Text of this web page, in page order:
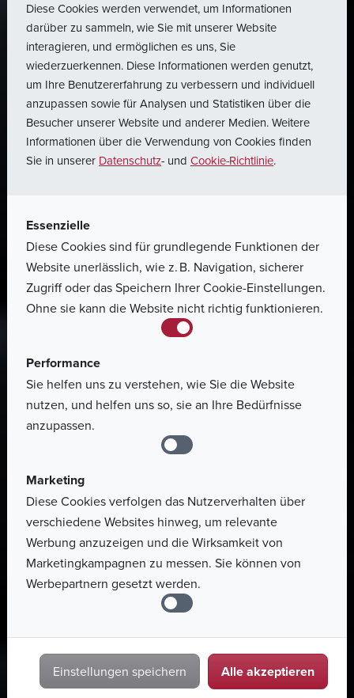
Unternehmen
Unsere Compliance-Richtlinien sind das Fundament
für vertrauensvolles und rechtskonformes Handeln in
unserem Unternehmen. Erfahren Sie, wie wir mit
klaren Regeln und einem vertrauensvollen
Hinweisgebersystem dafür sorgen, Verstöße frühzeitig
zu erkennen und transparent zu handeln.
Diese Cookies werden verwendet, um Informationen
darüber zu sammeln, wie Sie mit unserer Website
interagieren, und ermöglichen es uns, Sie
wiederzuerkennen. Diese Informationen werden genutzt,
um Ihre Benutzererfahrung zu verbessern und individuell
anzupassen sowie für Analysen und Statistiken über die
Besucher unserer Website und anderer Medien. Weitere
Informationen über die Verwendung von Cookies finden
Sie in unserer Datenschutz- und Cookie-Richtlinie.
Essenzielle
Diese Cookies sind für grundlegende Funktionen der
Website unerlässlich, wie z. B. Navigation, sicherer
Zugriff oder das Speichern Ihrer Cookie-Einstellungen.
Ohne sie kann die Website nicht richtig funktionieren.
Performance
Sie helfen uns zu verstehen, wie Sie die Website
nutzen, und helfen uns so, sie an Ihre Bedürfnisse
anzupassen.
Marketing
Diese Cookies verfolgen das Nutzerverhalten über
verschiedene Websites hinweg, um relevante
Werbung anzuzeigen und die Wirksamkeit von
Marketingkampagnen zu messen. Sie können von
Werbepartnern gesetzt werden.
Einstellungen speichern Alle akzeptieren